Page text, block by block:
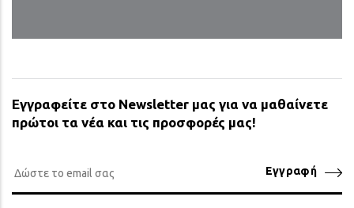
Εγγραφείτε στο Newsletter μας για να μαθαίνετε
πρώτοι τα νέα και τις προσφορές μας!
Εγγραφή